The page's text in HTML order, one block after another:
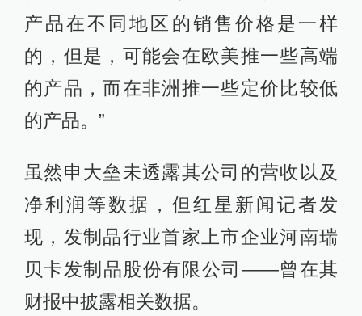
产品在不同地区的销售价格是一样
的，但是，可能会在欧美推一些高端
的产品，而在非洲推一些定价比较低
的产品。”
虽然申大垒未透露其公司的营收以及
净利润等数据，但红星新闻记者发
现，发制品行业首家上市企业河南瑞
贝卡发制品股份有限公司——曾在其
财报中披露相关数据。